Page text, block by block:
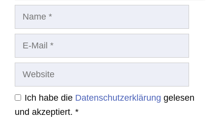
Ich habe die Datenschutzerklärung gelesen
und akzeptiert. *